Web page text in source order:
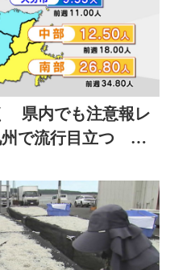
県内でも注意報レ
で流行目立つ 大